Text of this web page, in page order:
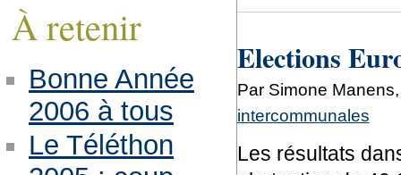
Elections
Par Simone
intercommunales
Les résultats
À retenir
Bonne Année
2006 à tous
Le Téléthon